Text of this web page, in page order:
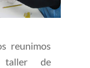
reunimos
de